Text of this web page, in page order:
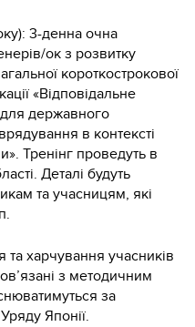
3-денна очна
ок з розвитку
короткострокової
«Відповідальне
державного
в контексті
Тренінг проведуть в
Деталі будуть
та учасницям, які
харчування учасників
з методичним
за
Японії.